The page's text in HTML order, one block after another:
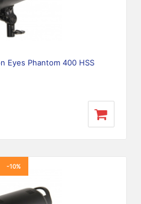
Eyes Phantom 400 HSS
-10%